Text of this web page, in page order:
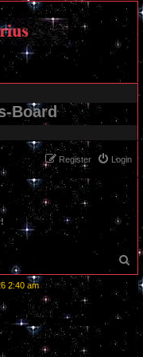
Board
Login
Register
2:40 am